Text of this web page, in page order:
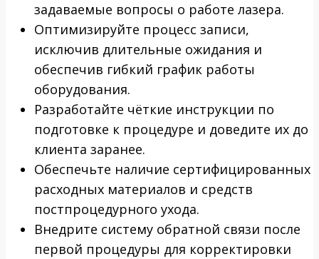
задаваемые вопросы о работе лазера.
Оптимизируйте процесс записи,
исключив длительные ожидания и
обеспечив гибкий график работы
оборудования.
Разработайте чёткие инструкции по
подготовке к процедуре и доведите их до
клиента заранее.
Обеспечьте наличие сертифицированных
расходных материалов и средств
постпроцедурного ухода.
Внедрите систему обратной связи после
первой процедуры для корректировки